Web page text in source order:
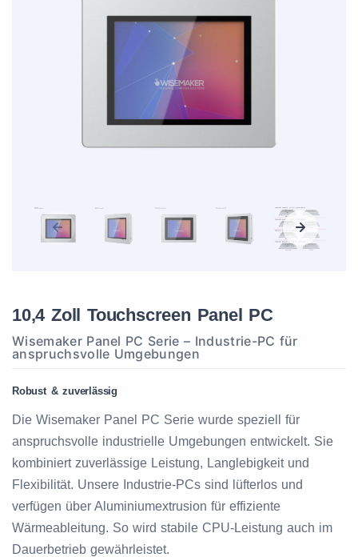
10,4 Zoll Touchscreen Panel PC
Wisemaker Panel PC Serie – Industrie-PC für
anspruchsvolle Umgebungen
Robust & zuverlässig
Die Wisemaker Panel PC Serie wurde speziell für
anspruchsvolle industrielle Umgebungen entwickelt. Sie
kombiniert zuverlässige Leistung, Langlebigkeit und
Flexibilität. Unsere Industrie-PCs sind lüfterlos und
verfügen über Aluminiumextrusion für effiziente
Wärmeableitung. So wird stabile CPU-Leistung auch im
Dauerbetrieb gewährleistet.